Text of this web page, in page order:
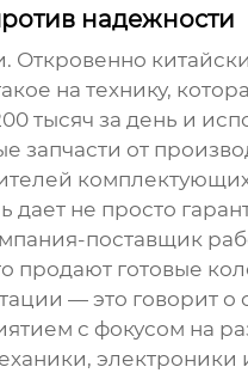
надежности
Откровенно
на технику,
тысяч за день и
запчасти от
дает не просто
поставщик
продают готовые
— это говорит
с фокусом на
электроники